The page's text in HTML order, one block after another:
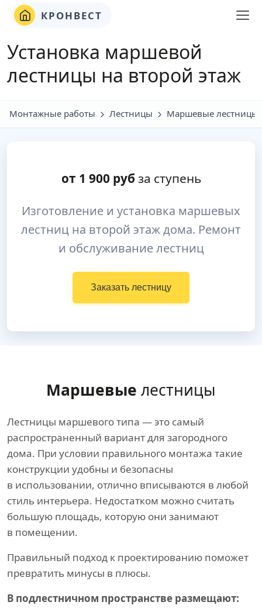
КРОНВЕСТ
Установка маршевой
лестницы на второй этаж
Монтажные работы Лестницы Маршевые лестницы
от 1 900руб за ступень
Изготовление и установка маршевых
лестниц на второй этаж дома. Ремонт
и обслуживание лестниц
Заказать лестницу
Маршевые лестницы
Лестницы маршевого типа — это самый
распространенный вариант для загородного
дома. При условии правильного монтажа такие
конструкции удобны и безопасны
в использовании, отлично вписываются в любой
стиль интерьера. Недостатком можно считать
большую площадь, которую они занимают
в помещении.
Правильный подход к проектированию поможет
превратить минусы в плюсы.
В подлестничном пространстве размещают: